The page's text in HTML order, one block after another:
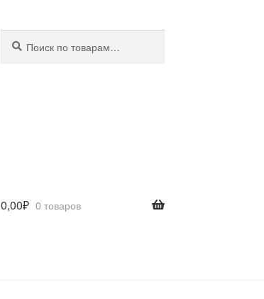
0,00₽ 0 товаров